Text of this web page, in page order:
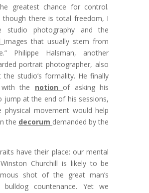
greatest chance for control.
though there is total freedom, I
studio photography and the
images that usually stem from
Philippe Halsman, another
portrait photographer, also
the studio’s formality. He finally
the notion of asking his
jump at the end of his sessions,
physical movement would help
the decorum demanded by the
have their place: our mental
Churchill is likely to be
shot of the great man’s
bulldog countenance. Yet we